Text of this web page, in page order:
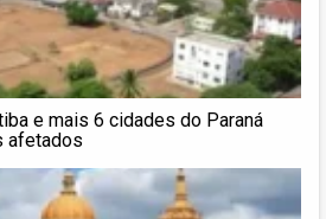
e mais 6 cidades do Paraná
afetados